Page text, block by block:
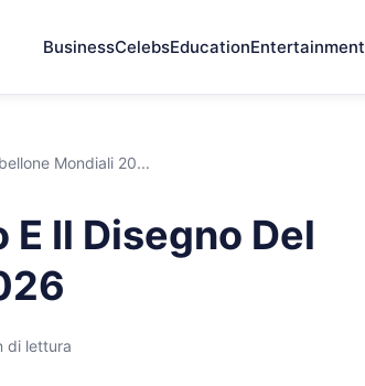
BusinessCelebsEducationEntertainment
Mondiali 20...
Il Disegno Del
di lettura